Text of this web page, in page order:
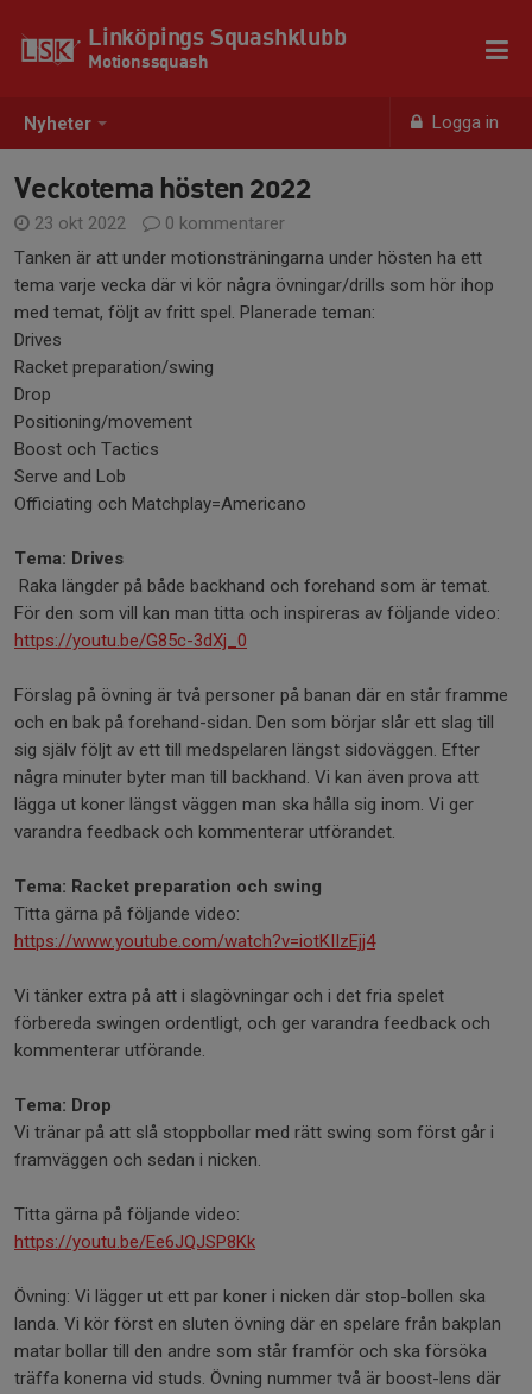
Nyheter Logga in
Linköpings Squashklubb
Motionssquash
Veckotema hösten 2022
23 okt 2022
0 kommentarer
Tanken är att under motionsträningarna under hösten ha ett
tema varje vecka där vi kör några övningar/drills som hör ihop
med temat, följt av fritt spel. Planerade teman:
Drives
Racket preparation/swing
Drop
Positioning/movement
Boost och Tactics
Serve and Lob
Officiating och Matchplay=Americano
Tema: Drives
Raka längder på både backhand och forehand som är temat.
För den som vill kan man titta och inspireras av följande video:
https://youtu.be/G85c-3dXj_0
Förslag på övning är två personer på banan där en står framme
och en bak på forehand-sidan. Den som börjar slår ett slag till
sig själv följt av ett till medspelaren längst sidoväggen. Efter
några minuter byter man till backhand. Vi kan även prova att
lägga ut koner längst väggen man ska hålla sig inom. Vi ger
varandra feedback och kommenterar utförandet.
Tema: Racket preparation och swing
Titta gärna på följande video:
https://www.youtube.com/watch?v=iotKIIzEjj4
Vi tänker extra på att i slagövningar och i det fria spelet
förbereda swingen ordentligt, och ger varandra feedback och
kommenterar utförande.
Tema: Drop
Vi tränar på att slå stoppbollar med rätt swing som först går i
framväggen och sedan i nicken.
Titta gärna på följande video:
https://youtu.be/Ee6JQJSP8Kk
Övning: Vi lägger ut ett par koner i nicken där stop-bollen ska
landa. Vi kör först en sluten övning där en spelare från bakplan
matar bollar till den andre som står framför och ska försöka
träffa konerna vid studs. Övning nummer två är boost-lens där